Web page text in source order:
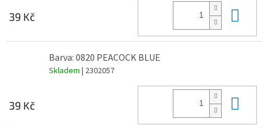
39 Kč
Barva: 0820 PEACOCK BLUE
Skladem | 2302057
39 Kč